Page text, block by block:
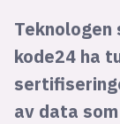
kode24 ha
av data